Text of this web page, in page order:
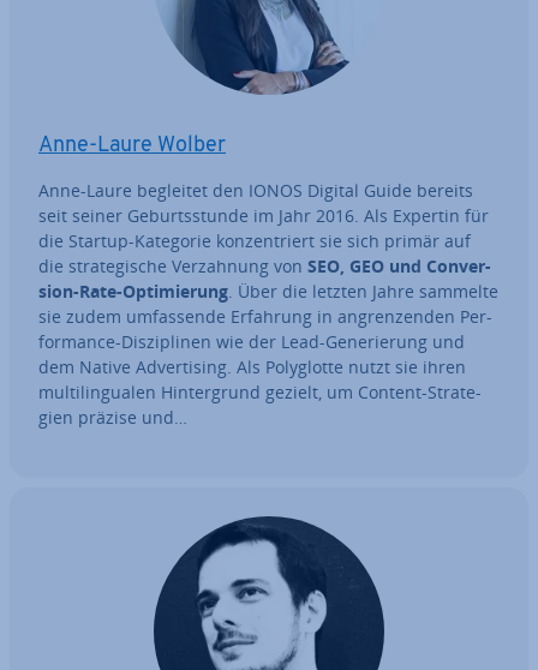
Anne-Laure Wolber
Anne-Laure begleitet den IONOS Digital Guide bereits
seit seiner Ge­burts­stun­de im Jahr 2016. Als Expertin für
die Startup-Kategorie kon­zen­triert sie sich primär auf
die stra­te­gi­sche Ver­zah­nung von SEO, GEO und Con­ver­
si­on-Rate-Op­ti­mie­rung. Über die letzten Jahre sammelte
sie zudem um­fas­sen­de Erfahrung in an­gren­zen­den Per­
for­mance-Dis­zi­pli­nen wie der Lead-Ge­ne­rie­rung und
dem Native Ad­ver­ti­sing. Als Po­ly­glot­te nutzt sie ihren
mul­ti­l­in­gua­len Hin­ter­grund gezielt, um Content-Stra­te­
gien präzise und…